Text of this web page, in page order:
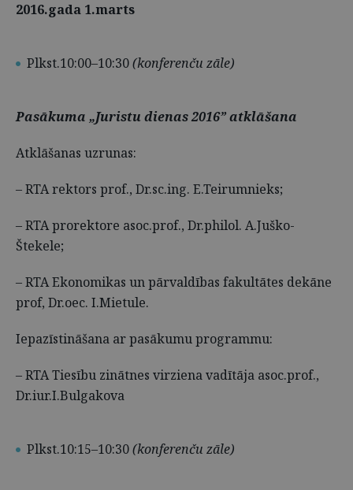
2016.gada 1.marts
Plkst.10:00–10:30(konferenču zāle)
Pasākuma „Juristu dienas 2016” atklāšana
Atklāšanas uzrunas:
– RTA rektors prof., Dr.sc.ing. E.Teirumnieks;
– RTA prorektore asoc.prof., Dr.philol. A.Juško-
Štekele;
– RTA Ekonomikas un pārvaldības fakultātes dekāne
prof, Dr.oec. I.Mietule.
Iepazīstināšana ar pasākumu programmu:
– RTA Tiesību zinātnes virziena vadītāja asoc.prof.,
Dr.iur.I.Bulgakova
Plkst.10:15–10:30(konferenču zāle)